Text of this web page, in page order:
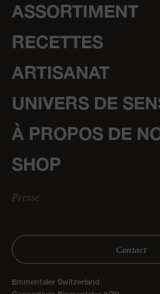
ASSORTIMENT
RECETTES
ARTISANAT
UNIVERS DE
À PROPOS DE
SHOP
Presse
Contact
Emmentaler Switzerland